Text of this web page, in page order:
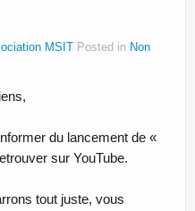
MSIT Posted in Non
du lancement de «
sur YouTube.
tout juste, vous